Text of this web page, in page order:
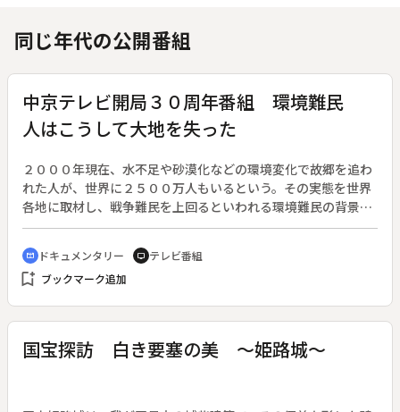
同じ年代の公開番組
中京テレビ開局３０周年番組 環境難民
人はこうして大地を失った
２０００年現在、水不足や砂漠化などの環境変化で故郷を追わ
れた人が、世界に２５００万人もいるという。その実態を世界
各地に取材し、戦争難民を上回るといわれる環境難民の背景を
伝える。中京テレビ開局３０周年番組。◆気温のごくわずかな
上昇で永久凍土が溶け、住めないほどに傾いてしまったアラス
カの家。ダム開発によって湖が干上がり、収入の途を失ったカ
ザフスタンの漁師。気温上昇と過放牧でオアシスが消え、砂に
養殖するための池が、洪水を引き起こしている。環境の回復に
懸命な努力が続けられているが、いったん破壊された環境を元
に戻すことは、人間の力では容易でない。
cinematic_blur ドキュメンタリー tv テレビ番組
bookmark_add ブックマーク追加
国宝探訪 白き要塞の美 ～姫路城～